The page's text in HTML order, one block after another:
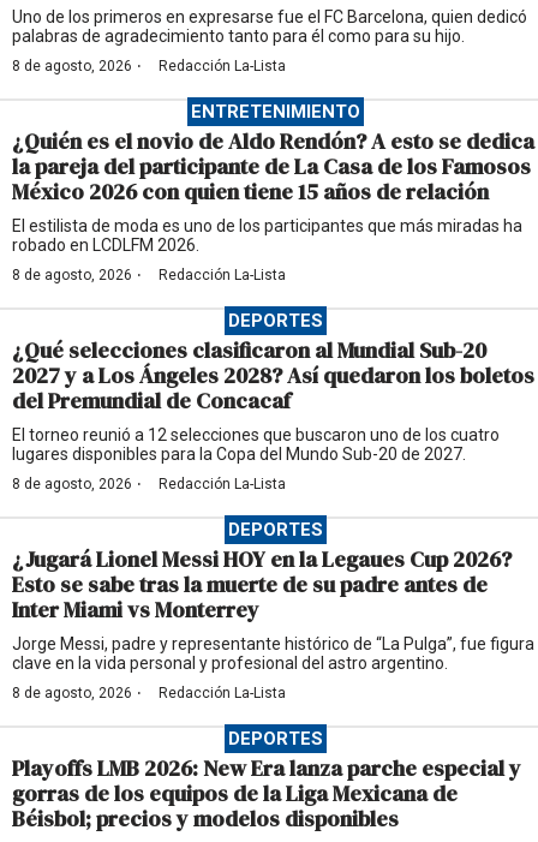
Uno de los primeros en expresarse fue el FC Barcelona, quien dedicó
palabras de agradecimiento tanto para él como para su hijo.
8 de agosto, 2026 · Redacción La-Lista
ENTRETENIMIENTO
¿Quién es el novio de Aldo Rendón? A esto se dedica
la pareja del participante de La Casa de los Famosos
México 2026 con quien tiene 15 años de relación
El estilista de moda es uno de los participantes que más miradas ha
robado en LCDLFM 2026.
8 de agosto, 2026 · Redacción La-Lista
DEPORTES
¿Qué selecciones clasificaron al Mundial Sub-20
2027 y a Los Ángeles 2028? Así quedaron los boletos
del Premundial de Concacaf
El torneo reunió a 12 selecciones que buscaron uno de los cuatro
lugares disponibles para la Copa del Mundo Sub-20 de 2027.
8 de agosto, 2026 · Redacción La-Lista
DEPORTES
¿Jugará Lionel Messi HOY en la Legaues Cup 2026?
Esto se sabe tras la muerte de su padre antes de
Inter Miami vs Monterrey
Jorge Messi, padre y representante histórico de “La Pulga”, fue figura
clave en la vida personal y profesional del astro argentino.
8 de agosto, 2026 · Redacción La-Lista
DEPORTES
Playoffs LMB 2026: New Era lanza parche especial y
gorras de los equipos de la Liga Mexicana de
Béisbol; precios y modelos disponibles